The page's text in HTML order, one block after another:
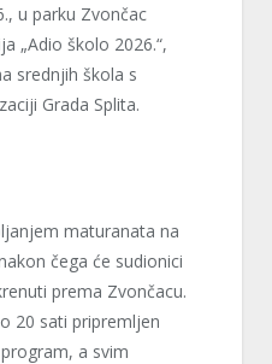
u parku Zvončac
„Adio školo 2026.“,
srednjih škola s
Grada Splita.
maturanata na
čega će sudionici
prema Zvončacu.
20 sati pripremljen
a svim